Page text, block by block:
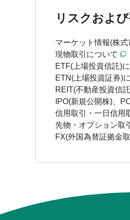
リスクおよ
マーケット情報(株
現物取引について
ETF(上場投資信託)
ETN(上場投資証券)
REIT(不動産投資信
IPO(新規公開株)、
信用取引・一日信用
先物・オプション取
FX(外国為替証拠金